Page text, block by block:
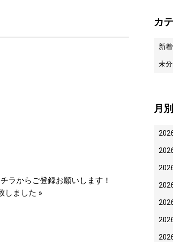
からご登録お願いします！
しました »
カ
新
未
月